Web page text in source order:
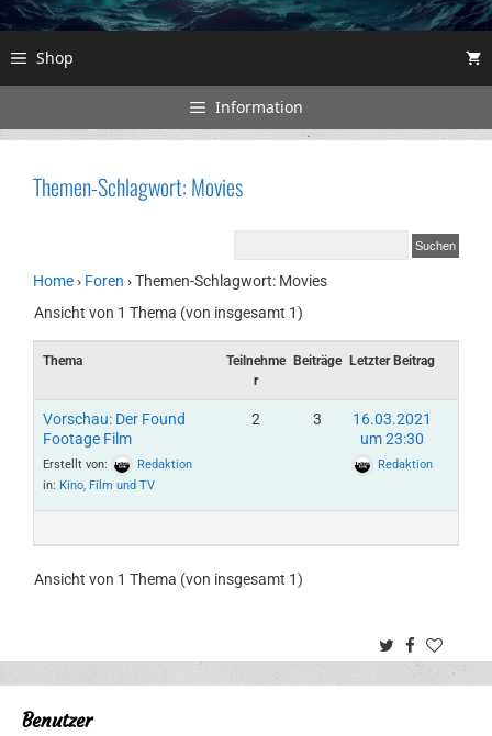
Shop
Information
Themen-Schlagwort: Movies
Home› Foren ›Themen-Schlagwort: Movies
Ansicht von 1 Thema (von insgesamt 1)
Thema
Teilnehme
r
Beiträge Letzter Beitrag
Vorschau: Der Found
Footage Film
Erstellt von:
Redaktion
in: Kino, Film und TV
2 3
16.03.2021
um 23:30
Redaktion
Ansicht von 1 Thema (von insgesamt 1)
TwitterFacebook
Benutzer